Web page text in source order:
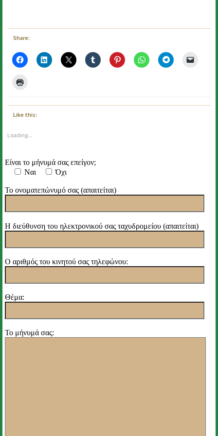
Share:
Like this:
Loading...
Είναι το μήνυμά σας επείγον;
Ναι
Όχι
Το ονοματεπώνυμό σας (απαιτείται)
Η διεύθυνση του ηλεκτρονικού σας ταχυδρομείου (απαιτείται)
Ο αριθμός του κινητού σας τηλεφώνου:
Θέμα:
Το μήνυμά σας: